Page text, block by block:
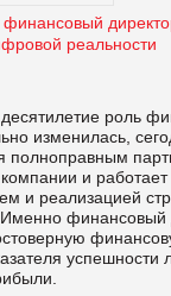
реальности
роль
изменилась,
полноправным
и
и реализацией
финансовый
успешности